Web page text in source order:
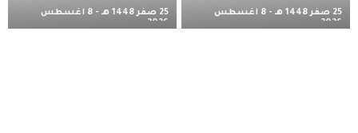
25 صفر 1448 هـ - 8 أغسطس
2026 م
25 صفر 1448 هـ - 8 أغسطس
2026 م